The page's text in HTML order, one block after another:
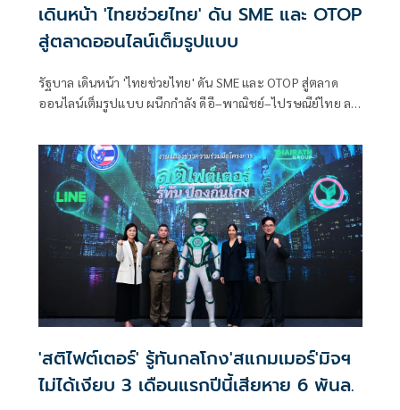
เดินหน้า 'ไทยช่วยไทย' ดัน SME และ OTOP
สู่ตลาดออนไลน์เต็มรูปแบบ
รัฐบาล เดินหน้า 'ไทยช่วยไทย' ดัน SME และ OTOP สู่ตลาด
ออนไลน์เต็มรูปแบบ ผนึกกำลัง ดีอี–พาณิชย์–ไปรษณีย์ไทย ลด
'สติไฟต์เตอร์' รู้ทันกลโกง'สแกมเมอร์'มิจฯ
ไม่ได้เงียบ 3 เดือนแรกปีนี้เสียหาย 6 พันล.